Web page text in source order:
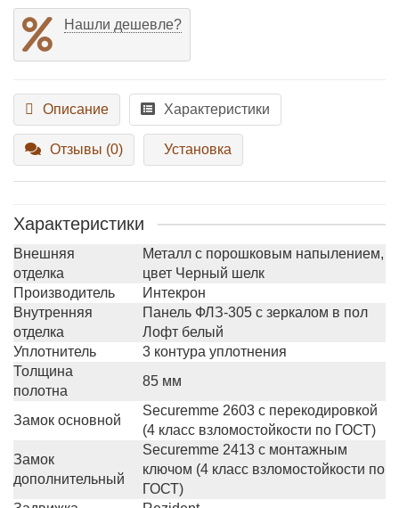
Нашли дешевле?
Описание Характеристики
Отзывы (0) Установка
Характеристики
Внешняя
отделка
Металл с порошковым напылением,
цвет Черный шелк
Производитель
Интекрон
Внутренняя
отделка
Панель ФЛЗ-305 с зеркалом в пол
Лофт белый
Уплотнитель
3 контура уплотнения
Толщина
полотна
85 мм
Замок основной
Securemme 2603 с перекодировкой
(4 класс взломостойкости по ГОСТ)
Замок
дополнительный
Securemme 2413 с монтажным
ключом (4 класс взломостойкости по
ГОСТ)